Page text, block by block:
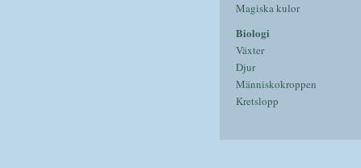
Magiska kulor
Biologi
Växter
Djur
Människokroppen
Kretslopp